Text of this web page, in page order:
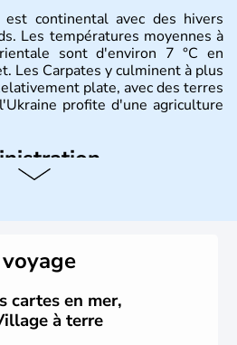
continental avec des hivers
Les températures moyennes à
sont d'environ 7 °C en
Les Carpates y culminent à plus
plate, avec des terres
profite d'une agriculture
Sébastopol, Karkhov et
villes d'Ukraine.
cartes en mer,
à terre